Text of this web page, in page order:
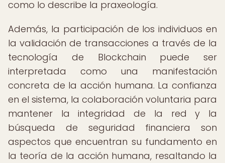
como lo describe la praxeología.
Además, la participación de los individuos en
la validación de transacciones a través de la
tecnología de Blockchain puede ser
interpretada como una manifestación
concreta de la acción humana. La confianza
en el sistema, la colaboración voluntaria para
mantener la integridad de la red y la
búsqueda de seguridad financiera son
aspectos que encuentran su fundamento en
la teoría de la acción humana, resaltando la